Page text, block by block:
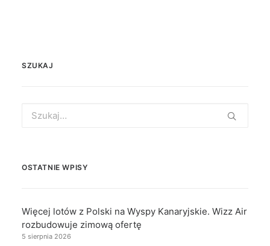
SZUKAJ
for:
OSTATNIE WPISY
Więcej lotów z Polski na Wyspy Kanaryjskie. Wizz Air
rozbudowuje zimową ofertę
5 sierpnia 2026